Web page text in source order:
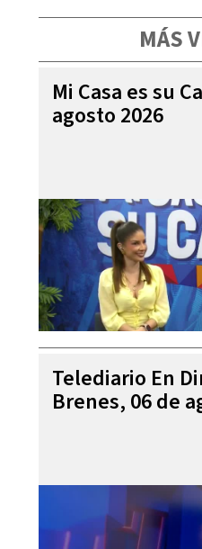
MÁS
Mi Casa es su
agosto 2026
Telediario En
Brenes, 06 de